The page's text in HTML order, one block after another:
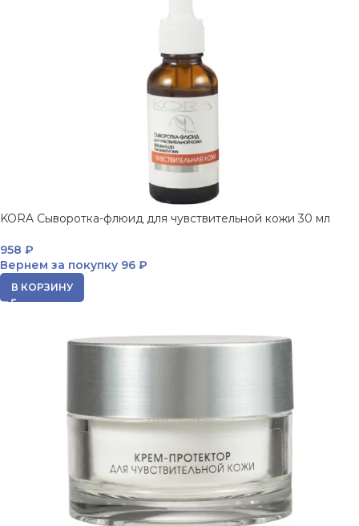
KORA Сыворотка-флюид для чувствительной кожи 30 мл
958 ₽
Вернем за покупку 96 ₽
В КОРЗИНУ